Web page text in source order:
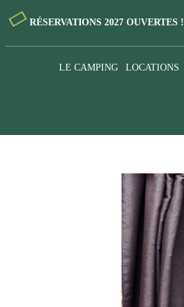
RÉSERVATIONS 2027 OUVERTES !
LE CAMPING LOCATIONS